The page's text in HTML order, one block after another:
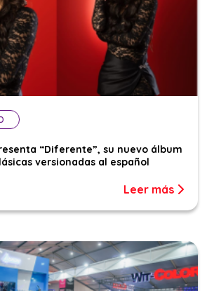
“Diferente”, su nuevo álbum
versionadas al español
Leer más